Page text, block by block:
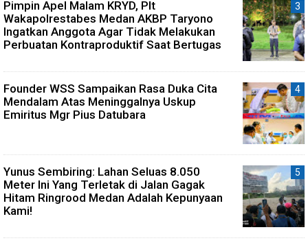
Pimpin Apel Malam KRYD, Plt
Wakapolrestabes Medan AKBP Taryono
Ingatkan Anggota Agar Tidak Melakukan
Perbuatan Kontraproduktif Saat Bertugas
Founder WSS Sampaikan Rasa Duka Cita
Mendalam Atas Meninggalnya Uskup
Emiritus Mgr Pius Datubara
Yunus Sembiring: Lahan Seluas 8.050
Meter Ini Yang Terletak di Jalan Gagak
Hitam Ringrood Medan Adalah Kepunyaan
Kami!